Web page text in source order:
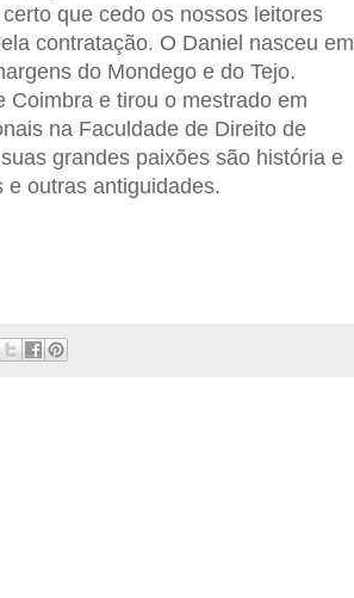
que cedo os nossos leitores
contratação. O Daniel nasceu em
do Mondego e do Tejo.
Coimbra e tirou o mestrado em
na Faculdade de Direito de
grandes paixões são história e
e outras antiguidades.